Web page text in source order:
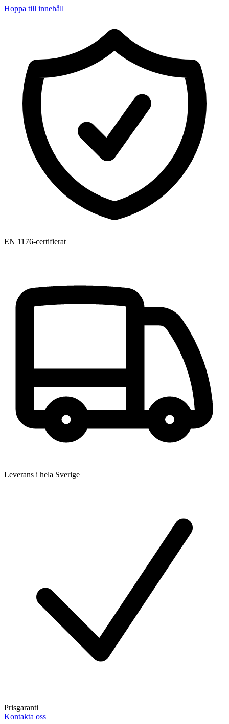
Hoppa till innehåll
EN 1176-certifierat
Leverans i hela Sverige
Prisgaranti
Kontakta oss